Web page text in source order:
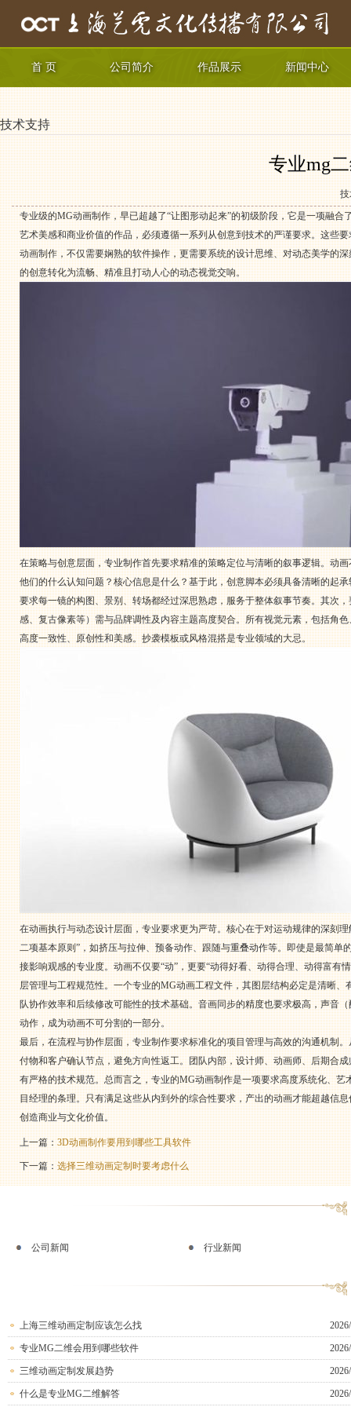
首 页 公司简介 作品展示 新闻中心
技术支持
专业mg
技
专业级的MG动画制作，早已超越了“让图形动起来”的初级阶段，它是一项融
艺术美感和商业价值的作品，必须遵循一系列从创意到技术的严谨要求。这些
动画制作，不仅需要娴熟的软件操作，更需要系统的设计思维、对动态美学的
的创意转化为流畅、精准且打动人心的动态视觉交响。
在策略与创意层面，专业制作首先要求精准的策略定位与清晰的叙事逻辑。动
他们的什么认知问题？核心信息是什么？基于此，创意脚本必须具备清晰的起
要求每一镜的构图、景别、转场都经过深思熟虑，服务于整体叙事节奏。其次
感、复古像素等）需与品牌调性及内容主题高度契合。所有视觉元素，包括角
高度一致性、原创性和美感。抄袭模板或风格混搭是专业领域的大忌。
在动画执行与动态设计层面，专业要求更为严苛。核心在于对运动规律的深刻
二项基本原则”，如挤压与拉伸、预备动作、跟随与重叠动作等。即使是最简
接影响观感的专业度。动画不仅要“动”，更要“动得好看、动得合理、动得富有
层管理与工程规范性。一个专业的MG动画工程文件，其图层结构必定是清晰
队协作效率和后续修改可能性的技术基础。音画同步的精度也要求极高，声音
动作，成为动画不可分割的一部分。
最后，在流程与协作层面，专业制作要求标准化的项目管理与高效的沟通机制
付物和客户确认节点，避免方向性返工。团队内部，设计师、动画师、后期合
有严格的技术规范。总而言之，专业的MG动画制作是一项要求高度系统化、
目经理的条理。只有满足这些从内到外的综合性要求，产出的动画才能超越信
创造商业与文化价值。
上一篇：3D动画制作要用到哪些工具软件
下一篇：选择三维动画定制时要考虑什么
公司新闻 行业新闻
上海三维动画定制应该怎么找
专业MG二维会用到哪些软件
三维动画定制发展趋势
什么是专业MG二维解答